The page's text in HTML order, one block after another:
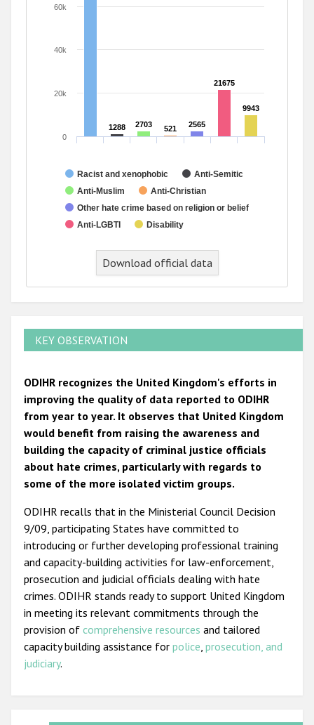
1288
1288 2703
2703 521
521 2565
2565
21675
21675
9943
9943
Racist and xenophobic
Anti-Semitic
Anti-Muslim
Anti-Christian
Other hate crime based on religion or belief
Anti-LGBTI
Disability
0
20k
40k
60k
End of interactive chart.
Download official data
KEY OBSERVATION
ODIHR recognizes the United Kingdom's efforts in
improving the quality of data reported to ODIHR
from year to year. It observes that United Kingdom
would benefit from raising the awareness and
building the capacity of criminal justice officials
about hate crimes, particularly with regards to
some of the more isolated victim groups.
ODIHR recalls that in the Ministerial Council Decision
9/09, participating States have committed to
introducing or further developing professional training
and capacity-building activities for law-enforcement,
prosecution and judicial officials dealing with hate
crimes. ODIHR stands ready to support United Kingdom
in meeting its relevant commitments through the
provision of comprehensive resources and tailored
capacity building assistance for police prosecution, and
judiciary.